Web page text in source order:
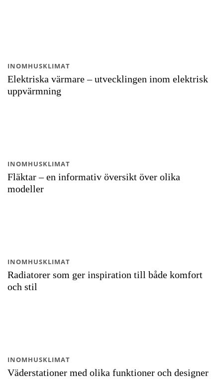
Elektriska värmare – utvecklingen inom elektrisk
uppvärmning
INOMHUSKLIMAT
Fläktar – en informativ översikt över olika
modeller
INOMHUSKLIMAT
Radiatorer som ger inspiration till både komfort
och stil
INOMHUSKLIMAT
Väderstationer med olika funktioner och designer
INOMHUSKLIMAT